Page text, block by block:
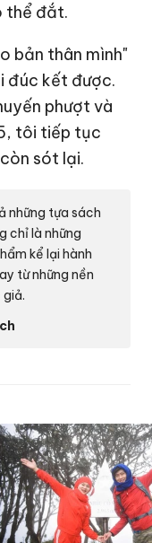
thể đắt.
bản thân mình"
đúc kết được.
phượt và
tôi tiếp tục
sót lại.
những tựa sách
chỉ là những
kể lại hành
từ những nền